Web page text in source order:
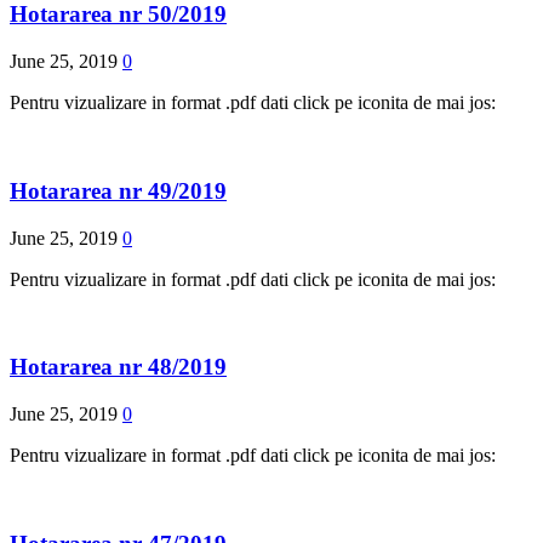
Hotararea nr 50/2019
June 25, 2019 0
Pentru vizualizare in format .pdf dati click pe iconita de mai jos:
Hotararea nr 49/2019
June 25, 2019 0
Pentru vizualizare in format .pdf dati click pe iconita de mai jos:
Hotararea nr 48/2019
June 25, 2019 0
Pentru vizualizare in format .pdf dati click pe iconita de mai jos: